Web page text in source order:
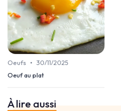
Oeufs • 30/11/2025
Oeuf au plat
À lire aussi